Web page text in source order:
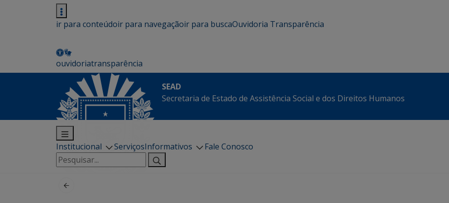
ir para conteúdoir para navegaçãoir para buscaOuvidoria Transparência
ouvidoriatransparência
SEAD
Secretaria de Estado de Assistência Social e dos Direitos Humanos
Institucional ServiçosInformativos
Fale Conosco
Pesquisar
por: